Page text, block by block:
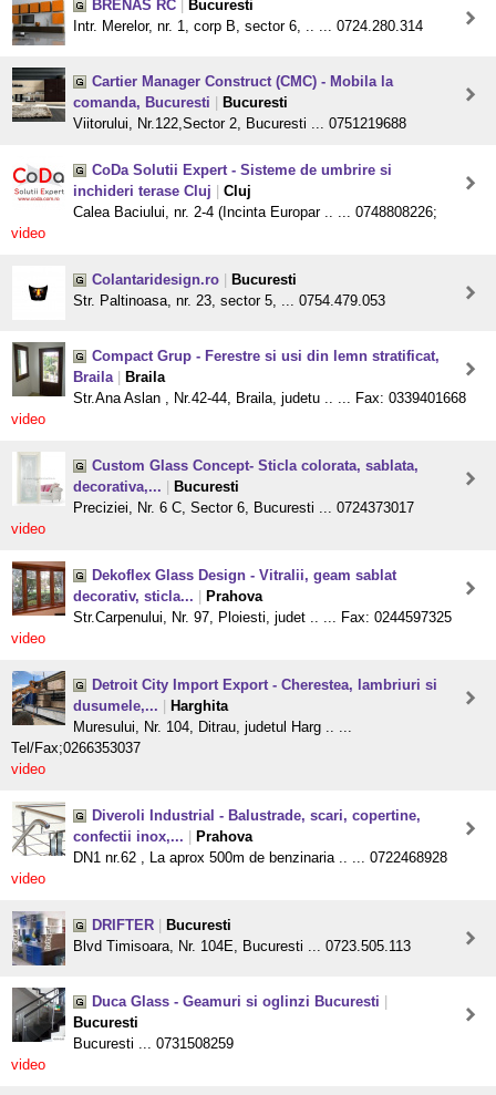
BRENAS RC
Bucuresti
Intr. Merelor, nr. 1, corp B, sector 6, .. ... 0724.280.314
Cartier Manager Construct (CMC) - Mobila la
comanda, Bucuresti
Bucuresti
Viitorului, Nr.122,Sector 2, Bucuresti ... 0751219688
CoDa Solutii Expert - Sisteme de umbrire si
inchideri terase Cluj
Cluj
Calea Baciului, nr. 2-4 (Incinta Europar .. ... 0748808226;
video
Colantaridesign.ro
Bucuresti
Str. Paltinoasa, nr. 23, sector 5, ... 0754.479.053
Compact Grup - Ferestre si usi din lemn stratificat,
Braila
Braila
Str.Ana Aslan , Nr.42-44, Braila, judetu .. ... Fax: 0339401668
video
Custom Glass Concept- Sticla colorata, sablata,
decorativa,...
Bucuresti
Preciziei, Nr. 6 C, Sector 6, Bucuresti ... 0724373017
video
Dekoflex Glass Design - Vitralii, geam sablat
decorativ, sticla...
Prahova
Str.Carpenului, Nr. 97, Ploiesti, judet .. ... Fax: 0244597325
video
Detroit City Import Export - Cherestea, lambriuri si
dusumele,...
Harghita
Muresului, Nr. 104, Ditrau, judetul Harg .. ...
Tel/Fax;0266353037
video
Diveroli Industrial - Balustrade, scari, copertine,
confectii inox,...
Prahova
DN1 nr.62 , La aprox 500m de benzinaria .. ... 0722468928
video
DRIFTER
Bucuresti
Blvd Timisoara, Nr. 104E, Bucuresti ... 0723.505.113
Duca Glass - Geamuri si oglinzi Bucuresti
Bucuresti
Bucuresti ... 0731508259
video